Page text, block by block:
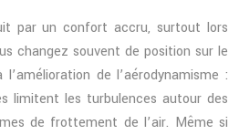
par un confort accru, surtout lors
changez souvent de position sur le
de l’aérodynamisme :
limitent les turbulences autour des
de frottement de l’air. Même si